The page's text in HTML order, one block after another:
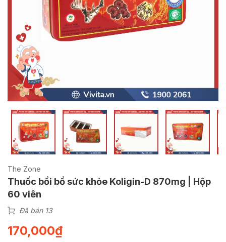
The Zone
Thuốc bồi bổ sức khỏe Koligin-D 870mg | Hộp
60 viên
Đã bán 13
170,000₫